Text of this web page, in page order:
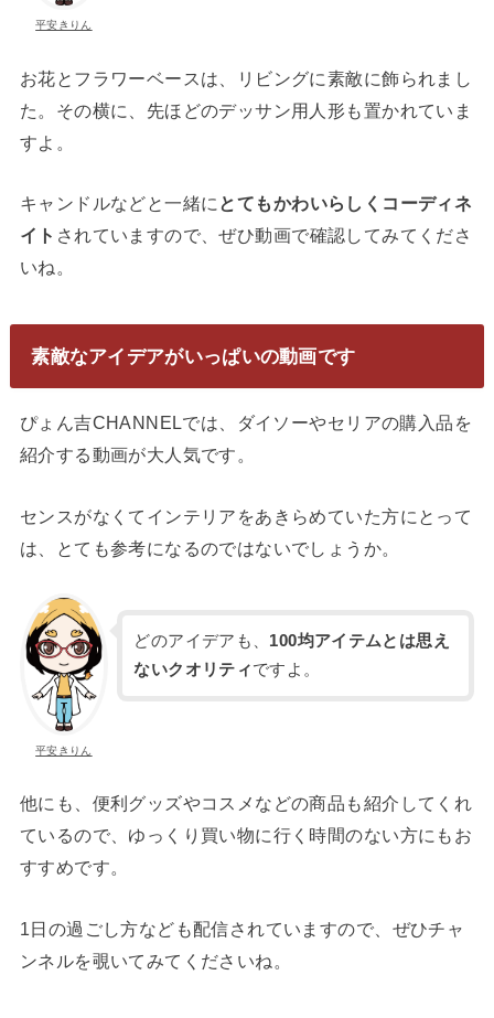
平安きりん
お花とフラワーベースは、リビングに素敵に飾られまし
た。その横に、先ほどのデッサン用人形も置かれていま
すよ。
キャンドルなどと一緒に とてもかわいらしくコーディネ
イト されていますので、ぜひ動画で確認してみてくださ
いね。
素敵なアイデアがいっぱいの動画です
ぴょん吉CHANNELでは、ダイソーやセリアの購入品を
紹介する動画が大人気です。
センスがなくてインテリアをあきらめていた方にとって
は、とても参考になるのではないでしょうか。
平安きりん
どのアイデアも、 100均アイテムとは思え
ないクオリティですよ。
他にも、便利グッズやコスメなどの商品も紹介してくれ
ているので、ゆっくり買い物に行く時間のない方にもお
すすめです。
1日の過ごし方なども配信されていますので、ぜひチャ
ンネルを覗いてみてくださいね。